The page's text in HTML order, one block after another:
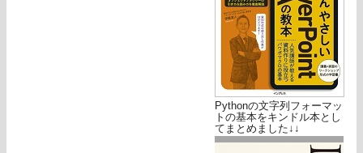
Pythonの文字列フォーマッ
トの基本をキンドル本とし
てまとめました↓↓